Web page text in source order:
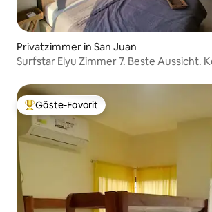
Privatzimmer in San Juan
Surfstar Elyu Zimmer 7.
Beliebter Gäste-Favorit.
Gäste-Favorit